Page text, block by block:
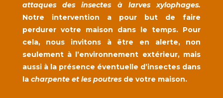
attaques des insectes à larves xylophages.
Notre intervention a pour but de faire
perdurer votre maison dans le temps. Pour
cela, nous invitons à être en alerte, non
seulement à l’environnement extérieur, mais
aussi à la présence éventuelle d’insectes dans
la charpente et les poutresde votre maison.